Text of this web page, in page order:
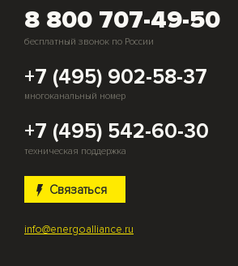
8 800 707-49-50
бесплатный звонок по России
+7 (495) 902-58-37
многоканальный номер
+7 (495) 542-60-30
техническая поддержка
Связаться
info@energoalliance.ru